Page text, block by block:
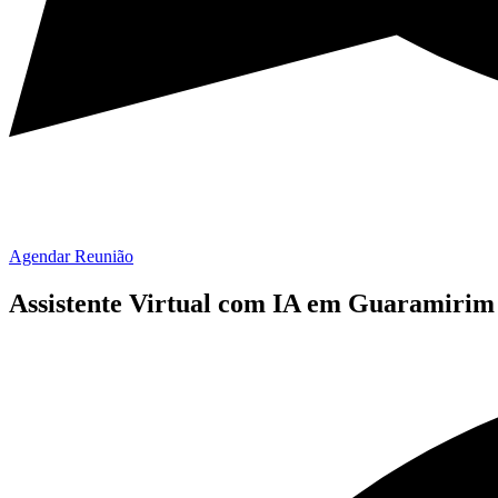
Agendar Reunião
Assistente Virtual com IA em Guaramirim